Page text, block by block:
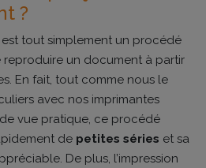
?
tout simplement un procédé
un document à partir
En fait, tout comme nous le
avec nos imprimantes
vue pratique, ce procédé
de petites séries et sa
De plus, l’impression